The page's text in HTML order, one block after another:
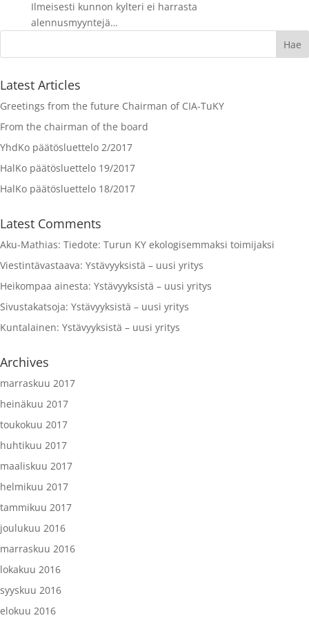
Ilmeisesti kunnon kylteri ei harrasta
alennusmyyntejä…
Latest Articles
Greetings from the future Chairman of CIA-TuKY
From the chairman of the board
YhdKo päätösluettelo 2/2017
HalKo päätösluettelo 19/2017
HalKo päätösluettelo 18/2017
Latest Comments
Aku-Mathias: Tiedote: Turun KY ekologisemmaksi toimijaksi
Viestintävastaava: Ystävyyksistä – uusi yritys
Heikompaa ainesta: Ystävyyksistä – uusi yritys
Sivustakatsoja: Ystävyyksistä – uusi yritys
Kuntalainen: Ystävyyksistä – uusi yritys
Archives
marraskuu 2017
heinäkuu 2017
toukokuu 2017
huhtikuu 2017
maaliskuu 2017
helmikuu 2017
tammikuu 2017
joulukuu 2016
marraskuu 2016
lokakuu 2016
syyskuu 2016
elokuu 2016